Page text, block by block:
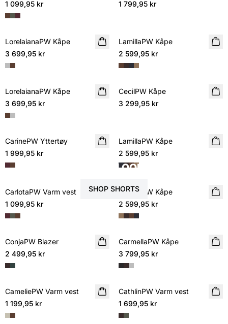
1 099,95 kr
1 799,95 kr
NYHET
LorelaianaPW Kåpe
3 699,95 kr
NYHET
COMING SOON
LamillaPW Kåpe
2 599,95 kr
NYHET
LorelaianaPW Kåpe
3 699,95 kr
NYHET
CecilPW Kåpe
3 299,95 kr
NYHET
CarinePW Yttertøy
1 999,95 kr
NYHET
COMING SOON
LamillaPW Kåpe
2 599,95 kr
NYHET
CarlotaPW Varm vest
1 099,95 kr
NYHET
COMING SOON
LamillaPW Kåpe
2 599,95 kr
NYHET
ConjaPW Blazer
2 499,95 kr
NYHET
CarmellaPW Kåpe
3 799,95 kr
NYHET
CameliePW Varm vest
1 199,95 kr
NYHET
CathlinPW Varm vest
1 699,95 kr
FULLFØR LOOKEN
SHOP SHORTS